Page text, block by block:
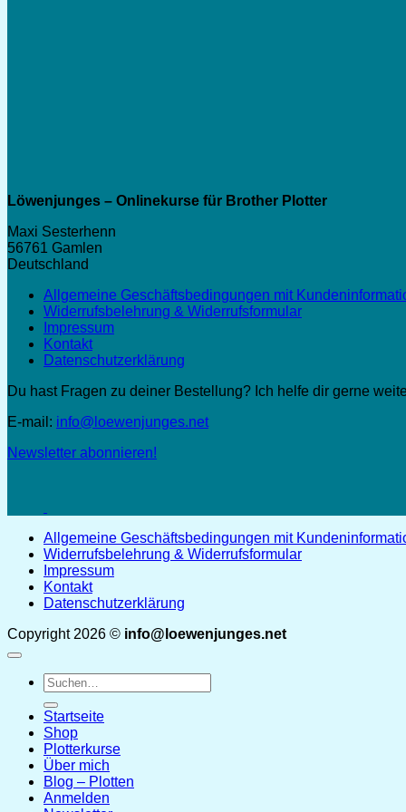
Löwenjunges – Onlinekurse für Brother Plotter
Maxi Sesterhenn
56761 Gamlen
Deutschland
Allgemeine Geschäftsbedingungen mit
Widerrufsbelehrung & Widerrufsformular
Impressum
Kontakt
Datenschutzerklärung
Du hast Fragen zu deiner Bestellung? Ich helfe dir gerne
E-mail: info@loewenjunges.net
Newsletter abonnieren!
Allgemeine Geschäftsbedingungen mit
Widerrufsbelehrung & Widerrufsformular
Impressum
Kontakt
Datenschutzerklärung
Copyright 2026 © info@loewenjunges.net
Suchen
nach:
Startseite
Shop
Plotterkurse
Über mich
Blog – Plotten
Anmelden